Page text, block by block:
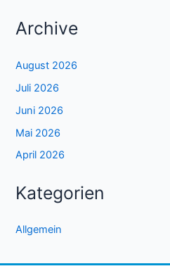
Archive
August 2026
Juli 2026
Juni 2026
Mai 2026
April 2026
Kategorien
Allgemein